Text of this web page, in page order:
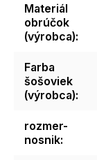
Materiál
obrúčok
(výrobca):
Farba
šošoviek
(výrobca):
rozmer-
nosnik: